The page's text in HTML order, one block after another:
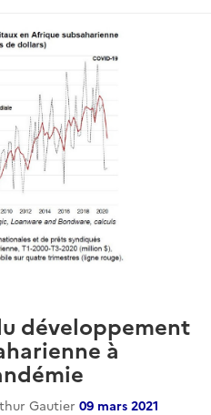
développement
à
Gautier 09 mars 2021